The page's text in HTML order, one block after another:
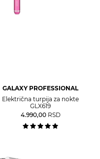
GALAXY PROFESSIONAL
Električna turpija za nokte
GLX619
4.990,00 RSD